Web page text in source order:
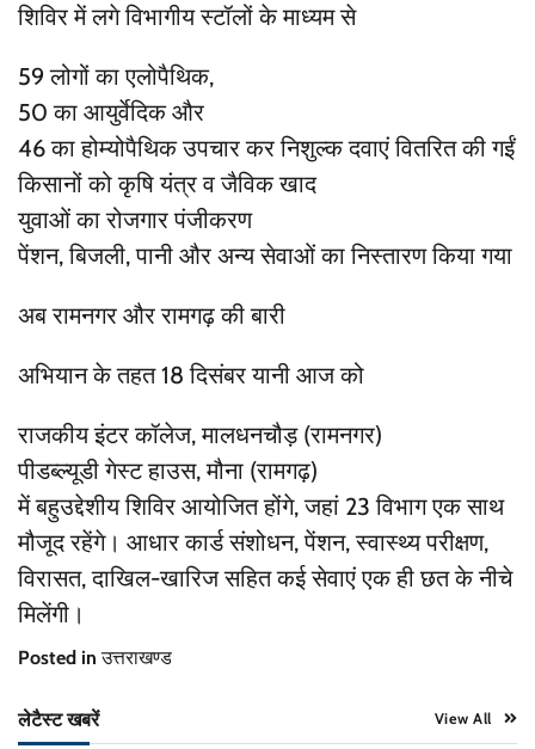
शिविर में लगे विभागीय स्टॉलों के माध्यम से
59 लोगों का एलोपैथिक,
50 का आयुर्वेदिक और
46 का होम्योपैथिक उपचार कर निशुल्क दवाएं वितरित की गईं
किसानों को कृषि यंत्र व जैविक खाद
युवाओं का रोजगार पंजीकरण
पेंशन, बिजली, पानी और अन्य सेवाओं का निस्तारण किया गया
अब रामनगर और रामगढ़ की बारी
अभियान के तहत 18 दिसंबर यानी आज को
राजकीय इंटर कॉलेज, मालधनचौड़ (रामनगर)
पीडब्ल्यूडी गेस्ट हाउस, मौना (रामगढ़)
में बहुउद्देशीय शिविर आयोजित होंगे, जहां 23 विभाग एक साथ
मौजूद रहेंगे। आधार कार्ड संशोधन, पेंशन, स्वास्थ्य परीक्षण,
विरासत, दाखिल-खारिज सहित कई सेवाएं एक ही छत के नीचे
मिलेंगी।
Posted inउत्तराखण्ड
लेटैस्ट खबरें View All